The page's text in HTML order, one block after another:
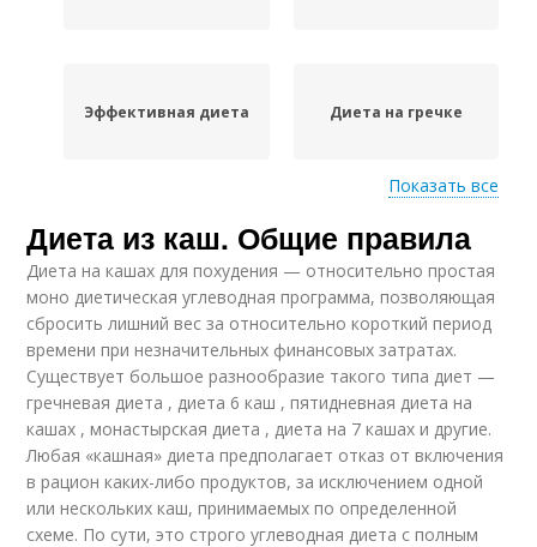
Эффективная диета Диета на гречке
Диеты на гречке Овсяная диета
Диета от мэри
Десятидневная
диета
Диеты на кашах
Показать все
Диета из каш. Общие правила
Диета на кашах для похудения — относительно простая
моно диетическая углеводная программа, позволяющая
сбросить лишний вес за относительно короткий период
времени при незначительных финансовых затратах.
Существует большое разнообразие такого типа диет —
гречневая диета , диета 6 каш , пятидневная диета на
кашах , монастырская диета , диета на 7 кашах и другие.
Любая «кашная» диета предполагает отказ от включения
в рацион каких-либо продуктов, за исключением одной
или нескольких каш, принимаемых по определенной
схеме. По сути, это строго углеводная диета с полным